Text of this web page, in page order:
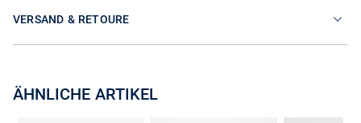
VERSAND & RETOURE
ÄHNLICHE ARTIKEL